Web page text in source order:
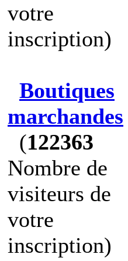
votre
inscription)
Boutiques
marchandes
(122363
Nombre de
visiteurs de
votre
inscription)